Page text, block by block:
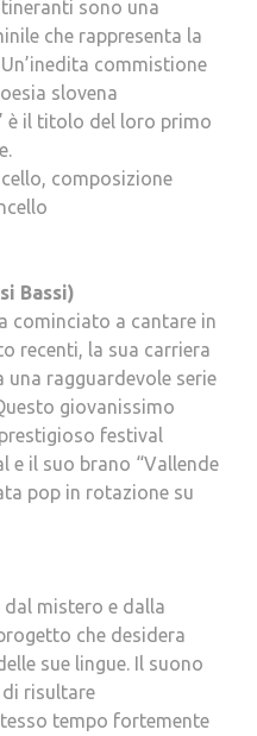
sono una
che rappresenta la
commistione
slovena
è il titolo del loro primo
composizione
Bassi)
cominciato a cantare in
recenti, la sua carriera
ragguardevole serie
giovanissimo
festival
e il suo brano “Vallende
pop in rotazione su
mistero e dalla
che desidera
sue lingue. Il suono
risultare
tempo fortemente